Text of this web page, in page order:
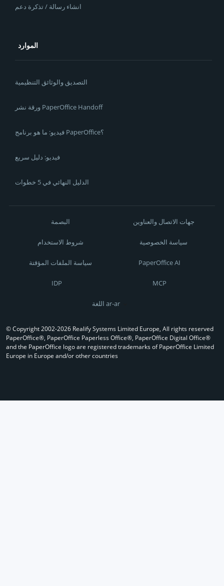
انشاء رسالة / تذكرة دعم
الموارد
التصديق والوثائق التنظيمية
ورقة نشر PaperOffice Handoff
فيديو: ما هو برنامج PaperOffice؟
فيديو: دليل سريع
الدليل النهائي في 5 خطوات
البصمة جهات الاتصال والعناوين
شروط الاستخدام سياسة الخصوصية
سياسة الملفات المؤقتة PaperOffice AI
IDP MCP
اللغة ar-ar
© Copyright 2002-2026 Realify Systems Limited Europe, All rights reserved
PaperOffice®, PaperOffice Paperless Office®, PaperOffice Digital Office®
and the PaperOffice logo are registered trademarks of PaperOffice Limited
Europe in Europe and/or other countries